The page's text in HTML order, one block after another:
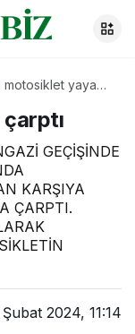
motosiklet yaya
GEÇİŞİNDE
KARŞIYA
ÇARPTI.
2024, 11:14